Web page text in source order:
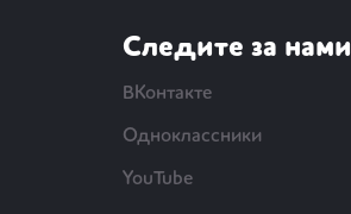
Следите за нами
ВКонтакте
Одноклассники
YouTube